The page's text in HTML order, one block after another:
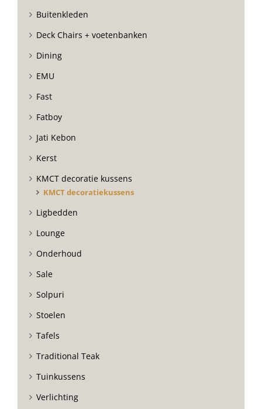
Buitenkleden
Deck Chairs + voetenbanken
Dining
EMU
Fast
Fatboy
Jati Kebon
Kerst
KMCT decoratie kussens
KMCT decoratiekussens
Ligbedden
Lounge
Onderhoud
Sale
Solpuri
Stoelen
Tafels
Traditional Teak
Tuinkussens
Verlichting